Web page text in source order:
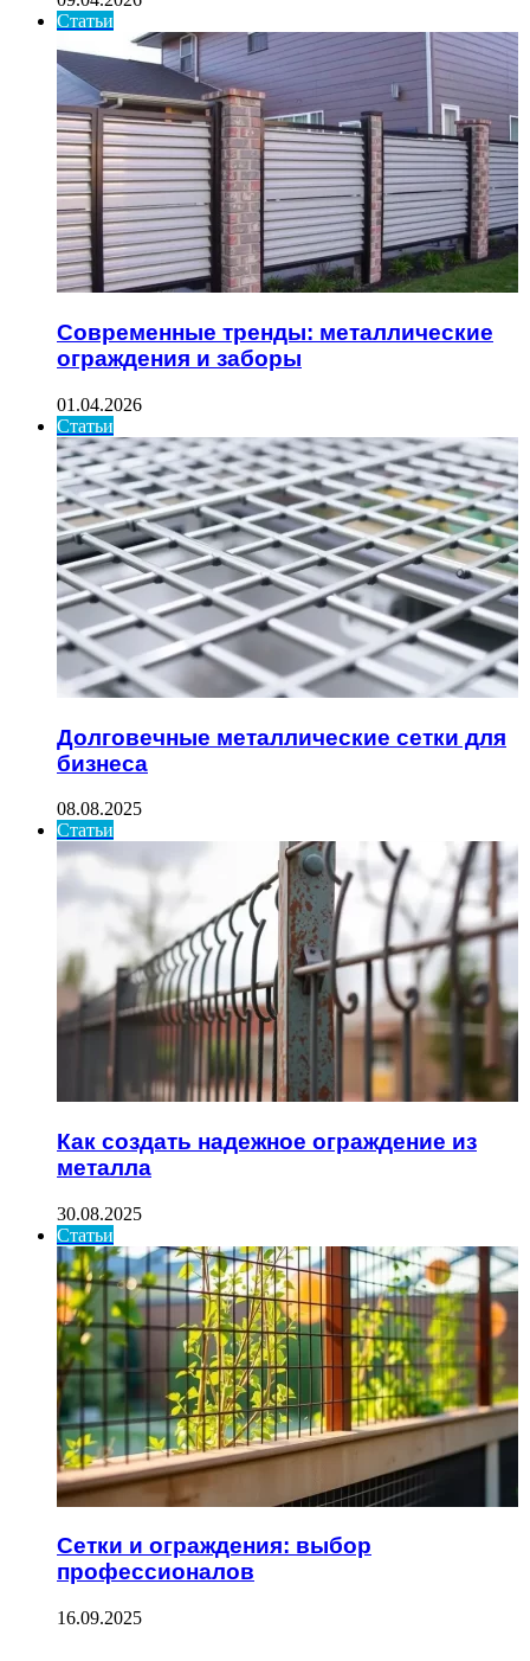
Статьи
Современные тренды: металлические
ограждения и заборы
01.04.2026
Статьи
Долговечные металлические сетки для
бизнеса
08.08.2025
Статьи
Как создать надежное ограждение из
металла
30.08.2025
Статьи
Сетки и ограждения: выбор
профессионалов
16.09.2025